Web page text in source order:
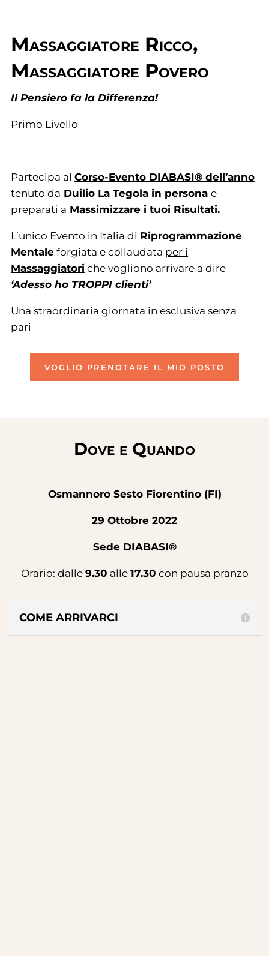
Massaggiatore Ricco,
Massaggiatore Povero
Il Pensiero fa la Differenza!
Primo Livello
Partecipa al Corso-Evento DIABASI® dell’anno
tenuto da Duilio La Tegola in persona e
preparati a Massimizzare i tuoi Risultati.
L’unico Evento in Italia di Riprogrammazione
Mentaleforgiata e collaudata per i
Massaggiatoriche vogliono arrivare a dire
‘Adesso ho TROPPI clienti’
Una straordinaria giornata in esclusiva senza
pari
VOGLIO PRENOTARE IL MIO POSTO
Dove e Quando
Osmannoro Sesto Fiorentino (FI)
29 Ottobre 2022
Sede DIABASI®
Orario: dalle 9.30 alle 17.30 con pausa pranzo
COME ARRIVARCI